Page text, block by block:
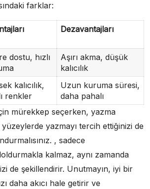
farklar:
Dezavantajları
dostu, hızlı
Aşırı akma, düşük
kalıcılık
kalıcılık,
renkler
Uzun kuruma süresi,
daha pahalı
mürekkep seçerken, yazma
yüzeylerde yazmayı tercih ettiğinizi de
, sadece
kalmaz, aynı zamanda
de şekillendirir. Unutmayın, iyi bir
daha akıcı hale getirir ve